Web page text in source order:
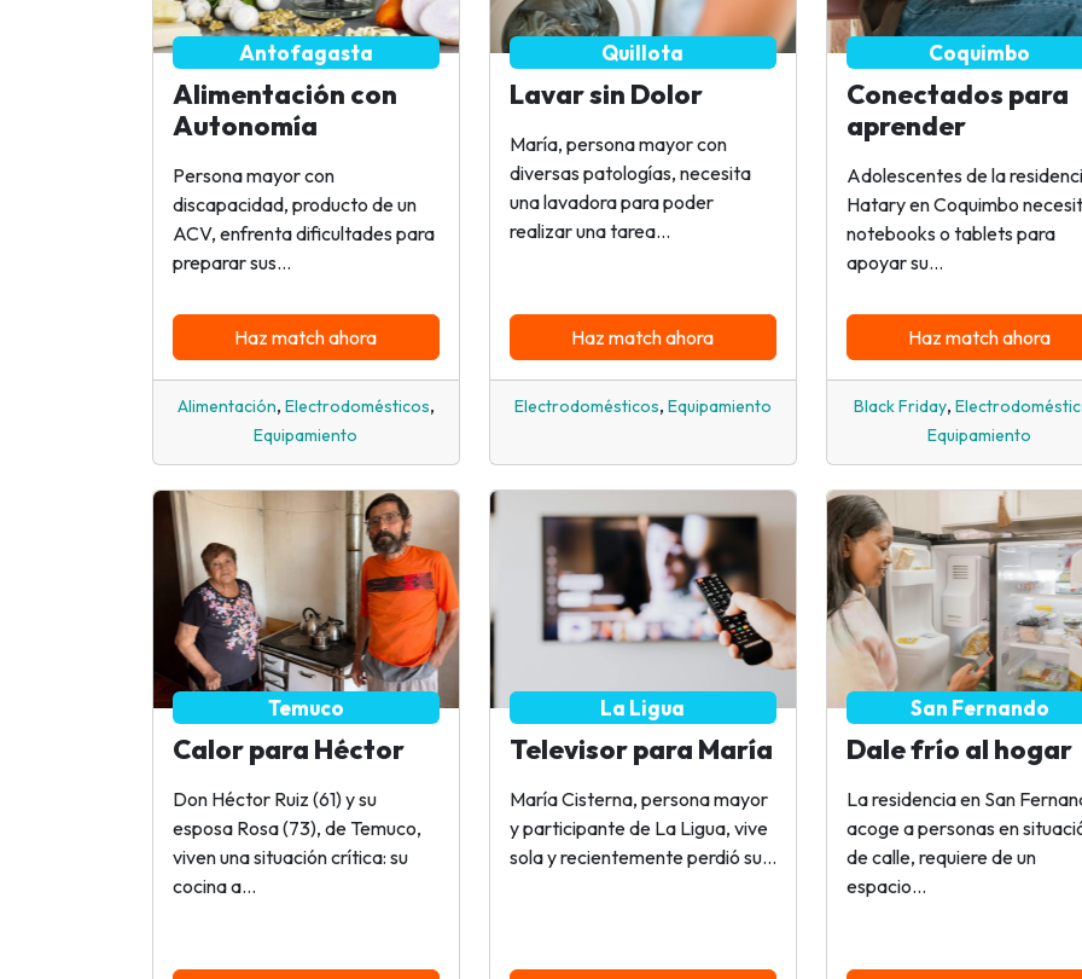
Antofagasta
Alimentación con
Autonomía
Persona mayor con
discapacidad, producto de un
ACV, enfrenta dificultades para
preparar sus...
Haz match ahora
Alimentación, Electrodomésticos,
Equipamiento
Quillota
Lavar sin Dolor
María, persona mayor con
diversas patologías, necesita
una lavadora para poder
realizar una tarea...
Haz match ahora
Electrodomésticos, Equipamiento
Coquimbo
Conectados para
aprender
Adolescentes de la
Hatary en Coquimbo
notebooks o tablets para
apoyar su...
Haz match ahora
Black Friday,
Equipamiento
Temuco
Calor para Héctor
Don Héctor Ruiz (61) y su
esposa Rosa (73), de Temuco,
viven una situación crítica: su
cocina a...
La Ligua
Televisor para María
María Cisterna, persona mayor
y participante de La Ligua, vive
sola y recientemente perdió su...
San Fernando
Dale frío al hogar
La residencia en San
acoge a personas en
de calle, requiere de un
espacio...